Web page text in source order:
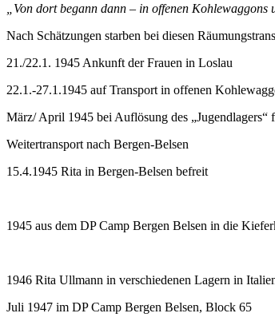
„Von dort begann dann – in offenen
Nach Schätzungen starben bei diesen
21./22.1. 1945 Ankunft der Frauen in Loslau
22.1.-27.1.1945 auf Transport in offenen
März/ April 1945 bei Auflösung des „Jugendlagers“
Weitertransport nach Bergen-Belsen
15.4.1945 Rita in Bergen-Belsen befreit
1945 aus dem DP Camp Bergen Belsen in die
1946 Rita Ullmann in verschiedenen Lagern in
Juli 1947 im DP Camp Bergen Belsen, Block 65